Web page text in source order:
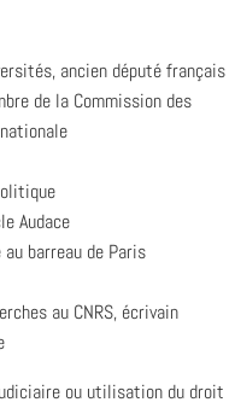
ancien député français
de la Commission des
Audace
barreau de Paris
au CNRS, écrivain
ou utilisation du droit